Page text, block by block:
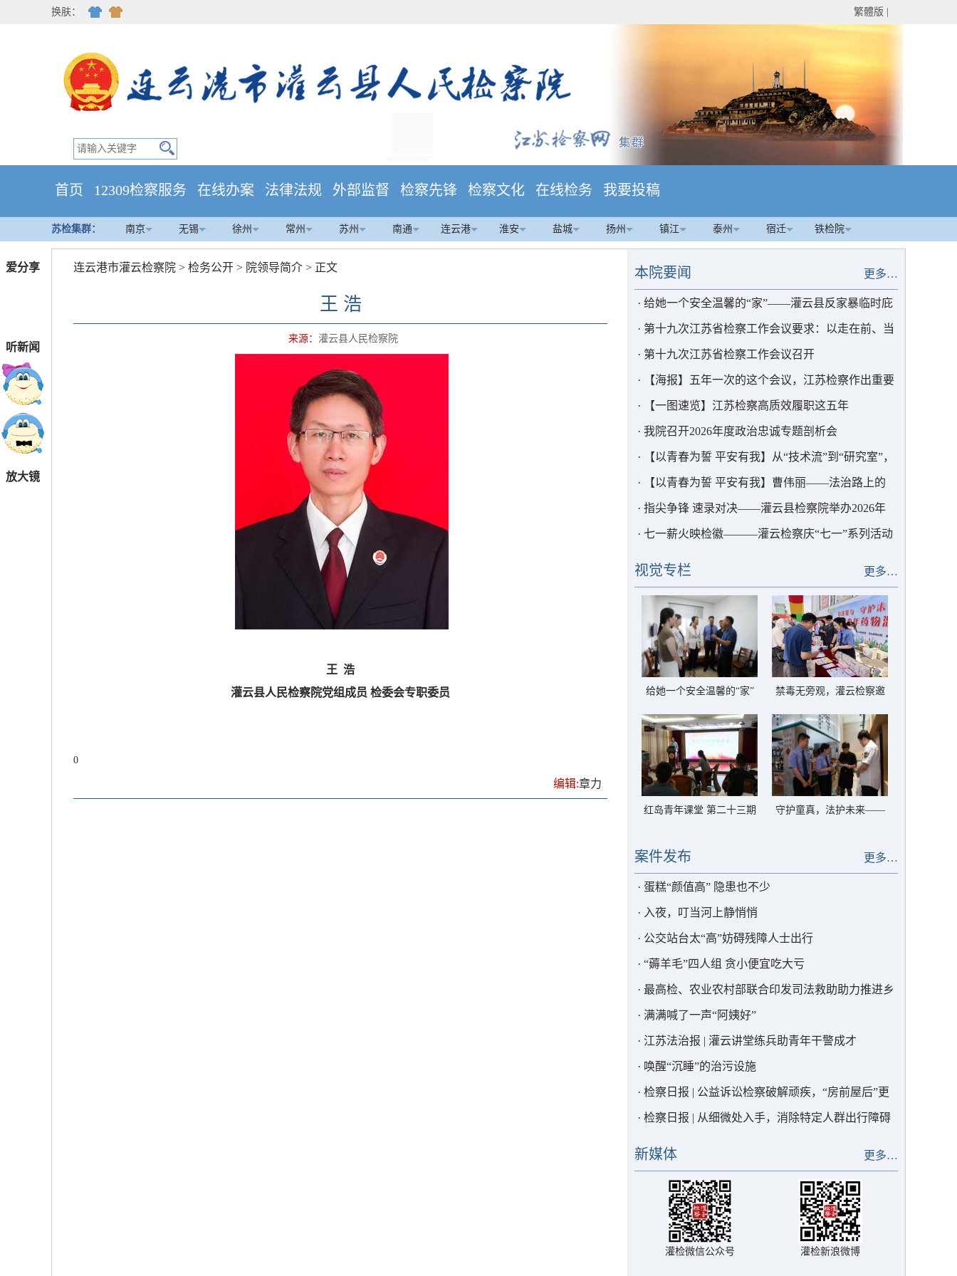
爱分享
听新闻
放大镜
换肤： 繁體版
首页 12309检察服务 在线办案 法律法规 外部监督 检察先锋 检察文化 在线检务 我要投稿
苏检集群： 南京 无锡 徐州 常州 苏州 南通 连云港 淮安 盐城 扬州 镇江 泰州 宿迁 铁检院
连云港市灌云检察院 > 检务公开 > 院领导简介 > 正文
王 浩
来源： 灌云县人民检察院
王 浩
灌云县人民检察院党组成员 检委会专职委员
0
编辑:章力
更多…
本院要闻
· 给她一个安全温馨的“家”——灌云县反家暴临时庇
护中心以法护航
· 第十九次江苏省检察工作会议要求：以走在前、当
表率的实干实绩为中国式现代化江苏新实践贡献更大
检察力量
· 第十九次江苏省检察工作会议召开
· 【海报】五年一次的这个会议，江苏检察作出重要
部署
· 【一图速览】江苏检察高质效履职这五年
· 我院召开2026年度政治忠诚专题剖析会
· 【以青春为誓 平安有我】从“技术流”到“研究室”，
这位青年干警用AI为检察赋能
· 【以青春为誓 平安有我】曹伟丽——法治路上的
“求极致”者
· 指尖争锋 速录对决——灌云县检察院举办2026年
度书记员速录竞赛
· 七一薪火映检徽———灌云检察庆“七一”系列活动
更多…
视觉专栏
给她一个安全温馨的“家”
护中心以法护航
禁毒无旁观，灌云检察邀
红岛青年课堂 第二十三期
守护童真，法护未来——
更多…
案件发布
· 蛋糕“颜值高” 隐患也不少
· 入夜，叮当河上静悄悄
· 公交站台太“高”妨碍残障人士出行
· “薅羊毛”四人组 贪小便宜吃大亏
· 最高检、农业农村部联合印发司法救助助力推进乡
村全面振兴典型案例，灌云1例入选！
· 满满喊了一声“阿姨好”
· 江苏法治报 | 灌云讲堂练兵助青年干警成才
· 唤醒“沉睡”的治污设施
· 检察日报 | 公益诉讼检察破解顽疾，“房前屋后”更
宜居
· 检察日报 | 从细微处入手，消除特定人群出行障碍
更多…
新媒体
灌检微信公众号 灌检新浪微博